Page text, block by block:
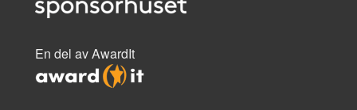
En del av AwardIt